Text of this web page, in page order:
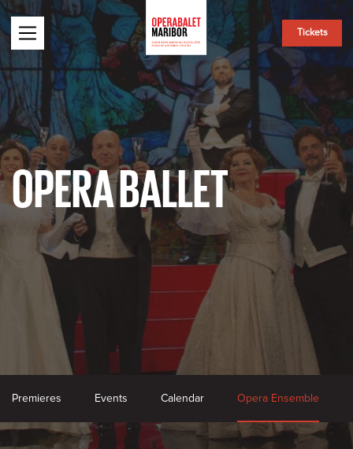
Tickets
OPERA BALLET
Premieres Events Calendar Opera Ensemble